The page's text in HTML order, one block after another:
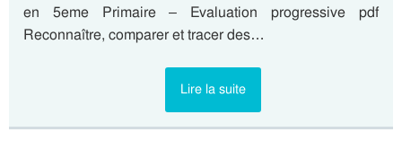
en 5eme Primaire – Evaluation progressive pdf
Reconnaître, comparer et tracer des…
Lire la suite